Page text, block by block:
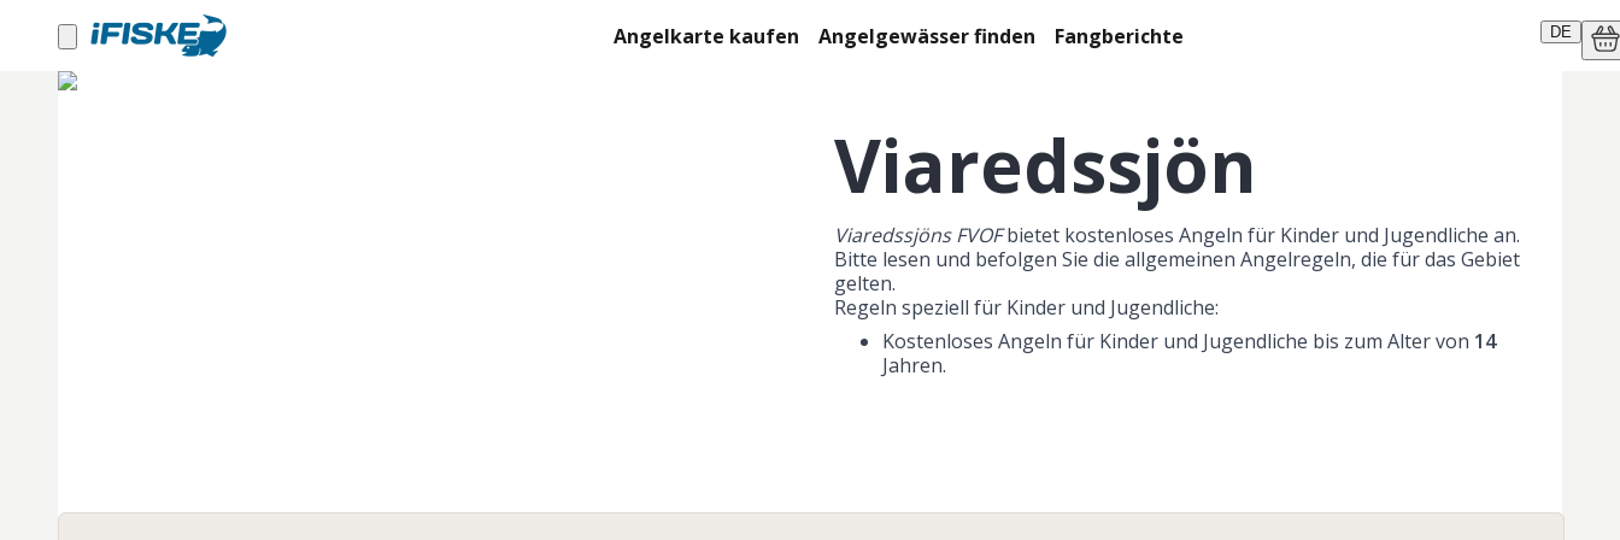
Angelkarte kaufen Angelgewässer finden Fangberichte DE
Viaredssjön
Viaredssjöns FVOF bietet kostenloses Angeln für Kinder und Jugendliche an.
Bitte lesen und befolgen Sie die allgemeinen Angelregeln, die für das Gebiet
gelten.
Regeln speziell für Kinder und Jugendliche:
Kostenloses Angeln für Kinder und Jugendliche bis zum Alter von 14
Jahren.